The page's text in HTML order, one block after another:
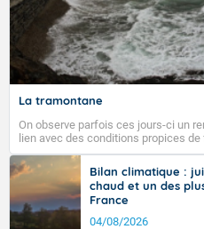
La tramontane
On observe parfois ces jours-ci un
lien avec des conditions propices
tramontane ? Quelles sont ses
vent turbulent soufflant de secteur
ouest, dans un secteur qui part du
l’ouest de l’Hérault. L’étymologie de
signifiant au-delà des monts, en
d’où provient ce vent.
Bilan climatique :
chaud et un des
France
04/08/2026